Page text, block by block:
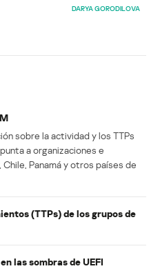
DARYA GORODILOVA
sobre la actividad y los TTPs
a organizaciones e
Panamá y otros países de
(TTPs) de los grupos de
las sombras de UEFI